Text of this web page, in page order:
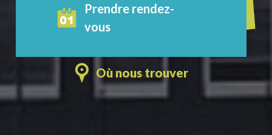
Prendre rendez-
vous
Où nous trouver